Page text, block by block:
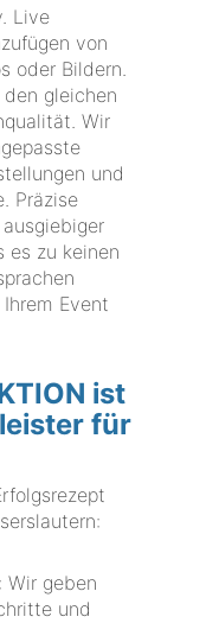
Live
von
oder Bildern.
gleichen
Wir
und
Präzise
es zu keinen
Event
ist
für
Wir geben
und